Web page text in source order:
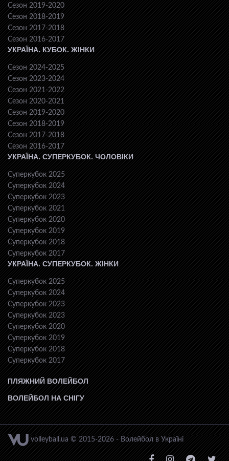
Сезон 2019-2020
Сезон 2018-2019
Сезон 2017-2018
Сезон 2016-2017
УКРАЇНА. КУБОК. ЖІНКИ
Сезон 2024-2025
Сезон 2023-2024
Сезон 2021-2022
Сезон 2020-2021
Сезон 2019-2020
Сезон 2018-2019
Сезон 2017-2018
Сезон 2016-2017
УКРАЇНА. СУПЕРКУБОК. ЧОЛОВІКИ
Суперкубок 2025
Суперкубок 2024
Суперкубок 2023
Суперкубок 2021
Суперкубок 2020
Суперкубок 2019
Суперкубок 2018
Суперкубок 2017
УКРАЇНА. СУПЕРКУБОК. ЖІНКИ
Суперкубок 2025
Суперкубок 2024
Суперкубок 2023
Суперкубок 2023
Суперкубок 2020
Суперкубок 2019
Суперкубок 2018
Суперкубок 2017
ПЛЯЖНИЙ ВОЛЕЙБОЛ
ВОЛЕЙБОЛ НА СНІГУ
volleyball.ua © 2015-2026 - Волейбол в Україні